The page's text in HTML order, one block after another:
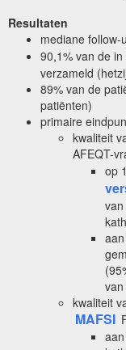
Resultaten
mediane
90,1% van de in
verzameld
89% van de
patiënten)
primaire
kwaliteit
AFEQT-
op
kwaliteit
MAFSI